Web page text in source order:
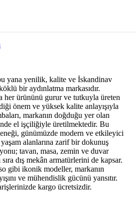
yana yenilik, kalite ve İskandinav
bir aydınlatma markasıdır.
her ürününü gurur ve tutkuyla üreten
önem ve yüksek kalite anlayışıyla
markanın doğduğu yer olan
el işçiliğiyle üretilmektedir. Bu
günümüzde modern ve etkileyici
alanlarına zarif bir dokunuş
tavan, masa, zemin ve duvar
sıra dış mekân armatürlerini de kapsar.
gibi ikonik modeller, markanın
ve mühendislik gücünü yansıtır.
kargo ücretsizdir.